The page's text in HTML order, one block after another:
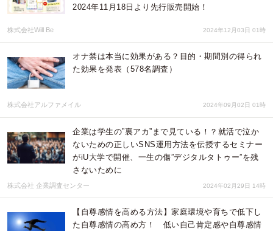
2024年11月18日より先行販売開始！
株式会社Will Be 2024年12月03日 01時
オナ禁は本当に効果がある？目的・期間別の得られ
た効果を発表（578名調査）
株式会社アルファメイル 2024年09月02日 01時
企業は学生の”裏アカ”まで見ている！？就活で泣か
ないための正しいSNS運用方法を伝授するセミナー
がiU大学で開催、一生の傷”デジタルタトゥー”を残
さないために
株式会社 企業調査センター 2024年02月29日 14時
【自尊感情を高める方法】家庭環境や育ちで低下し
た自尊感情の高め方！ 低い自己肯定感や自尊感情